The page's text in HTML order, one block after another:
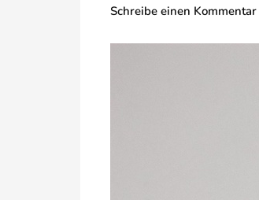
Schreibe einen Kommentar